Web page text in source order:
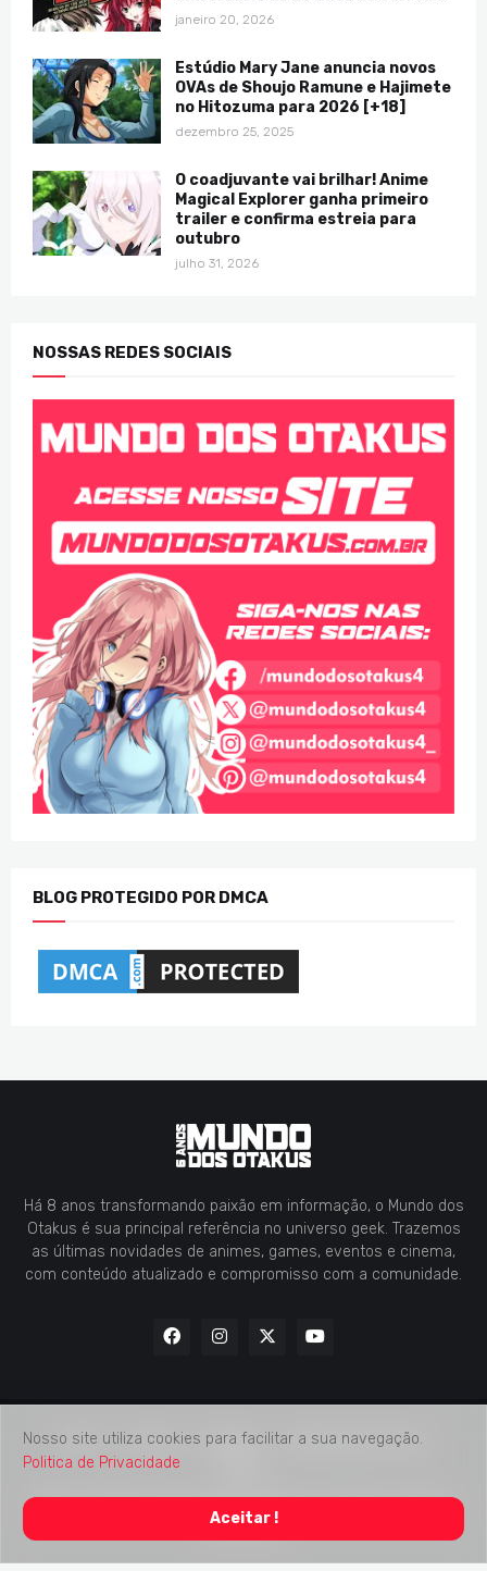
janeiro 20, 2026
Estúdio Mary Jane anuncia novos
OVAs de Shoujo Ramune e Hajimete
no Hitozuma para 2026 [+18]
dezembro 25, 2025
O coadjuvante vai brilhar! Anime
Magical Explorer ganha primeiro
trailer e confirma estreia para
outubro
julho 31, 2026
NOSSAS REDES SOCIAIS
BLOG PROTEGIDO POR DMCA
Há 8 anos transformando paixão em informação, o Mundo dos
Otakus é sua principal referência no universo geek. Trazemos
as últimas novidades de animes, games, eventos e cinema,
com conteúdo atualizado e compromisso com a comunidade.
Reservados
Home Contato Midia Kit
Verificação de Fatos
Nosso site utiliza cookies para facilitar a sua navegação.
Politica de Privacidade
Aceitar !